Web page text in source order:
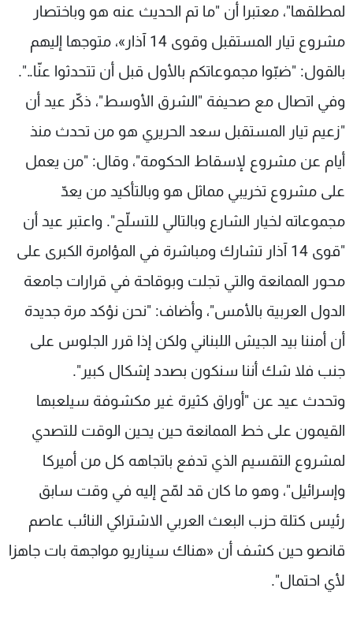
لمطلقها"، معتبرا أن "ما تم الحديث عنه هو وباختصار
مشروع تيار المستقبل وقوى 14 آذار»، متوجها إليهم
بالقول: "ضبّوا مجموعاتكم بالأول قبل أن تتحدثوا عنّا..".
وفي اتصال مع صحيفة "الشرق الأوسط"، ذكّر عيد أن
"زعيم تيار المستقبل سعد الحريري هو من تحدث منذ
أيام عن مشروع لإسقاط الحكومة"، وقال: "من يعمل
على مشروع تخريبي مماثل هو وبالتأكيد من يعدّ
مجموعاته لخيار الشارع وبالتالي للتسلّح". واعتبر عيد أن
"قوى 14 آذار تشارك ومباشرة في المؤامرة الكبرى على
محور الممانعة والتي تجلت وبوقاحة في قرارات جامعة
الدول العربية بالأمس"، وأضاف: "نحن نؤكد مرة جديدة
أن أمننا بيد الجيش اللبناني ولكن إذا قرر الجلوس على
جنب فلا شك أننا سنكون بصدد إشكال كبير".
وتحدث عيد عن "أوراق كثيرة غير مكشوفة سيلعبها
القيمون على خط الممانعة حين يحين الوقت للتصدي
لمشروع التقسيم الذي تدفع باتجاهه كل من أميركا
وإسرائيل"، وهو ما كان قد لمّح إليه في وقت سابق
رئيس كتلة حزب البعث العربي الاشتراكي النائب عاصم
قانصو حين كشف أن «هناك سيناريو مواجهة بات جاهزا
لأي احتمال".